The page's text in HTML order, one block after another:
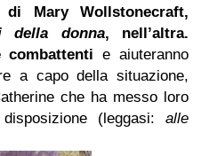
Mary Wollstonecraft,
della donna, nell’altra.
combattenti e aiuteranno
a capo della situazione,
che ha messo loro
(leggasi: alle